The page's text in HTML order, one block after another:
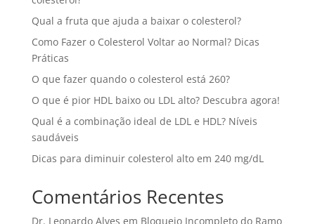
Qual a fruta que ajuda a baixar o colesterol?
Como Fazer o Colesterol Voltar ao Normal? Dicas
Práticas
O que fazer quando o colesterol está 260?
O que é pior HDL baixo ou LDL alto? Descubra agora!
Qual é a combinação ideal de LDL e HDL? Níveis
saudáveis
Dicas para diminuir colesterol alto em 240 mg/dL
Comentários Recentes
Dr. Leonardo Alves em Bloqueio Incompleto do Ramo